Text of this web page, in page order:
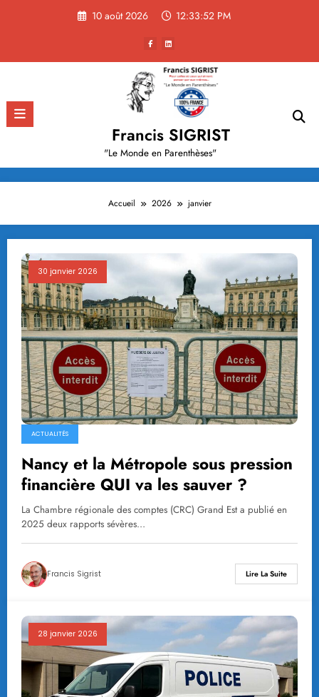
10 août 2026 12:33:53 PM
Francis SIGRIST
"Le Monde en Parenthèses"
Accueil 2026 janvier
30 janvier 2026
ACTUALITÉS
Nancy et la Métropole sous pression
financière QUI va les sauver ?
La Chambre régionale des comptes (CRC) Grand Est a publié en
2025 deux rapports sévères…
Francis Sigrist Lire La Suite
28 janvier 2026